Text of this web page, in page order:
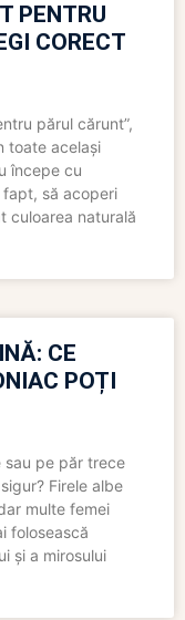
PENTRU
CORECT
părul cărunt”,
toate același
începe cu
să acoperi
culoarea naturală
CE
POȚI
sau pe păr trece
Firele albe
multe femei
folosească
și a mirosului